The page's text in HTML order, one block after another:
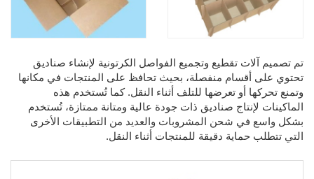
تم تصميم آلات تقطيع وتجميع الفواصل الكرتونية لإنشاء صناديق
تحتوي على أقسام منفصلة، بحيث تحافظ على المنتجات في مكانها
وتمنع تحركها أو تعرضها للتلف أثناء النقل. كما تُستخدم هذه
الماكينات لإنتاج صناديق ذات جودة عالية ومتانة ممتازة، تُستخدم
بشكل واسع في شحن المشروبات والعديد من التطبيقات الأخرى
التي تتطلب حماية دقيقة للمنتجات أثناء النقل.